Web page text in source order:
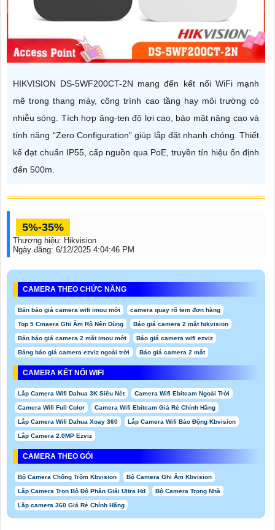
HIKVISION DS-5WF200CT-2N mang đến kết nối WiFi mạnh
mẽ trong thang máy, công trình cao tầng hay môi trường có
nhiễu sóng. Tích hợp ăng-ten độ lợi cao, bảo mật nâng cao và
tính năng “Zero Configuration” giúp lắp đặt nhanh chóng. Thiết
kế đạt chuẩn IP55, cấp nguồn qua PoE, truyền tín hiệu ổn định
đến 500m.
5%-35%
Thương hiệu: Hikvision
Ngày đăng: 6/12/2025 4:04:46 PM
CAMERA THEO CHỨC NĂNG
Bản báo giá camera wifi imou mới camera quay rõ tem đơn hàng
Top 5 Cmaera Ghi Âm Rõ Nên Dùng Báo giá camera 2 mắt hikvision
Bản báo giá camera 2 mắt imou mới Báo giá camera wifi ezviz
Bảng báo giá camera ezviz ngoài trời Báo giá camera 2 mắt
CAMERA KẾT NỐI WIFI
Lắp Camera Wifi Dahua 3K Siêu Nét Camera Wifi Ebitcam Ngoài Trời
Camera Wifi Full Color Camera Wifi Ebitcam Giá Rẻ Chính Hãng
Lắp Camera Wifi Dahua Xoay 360 Lắp Camera Wifi Báo Động Kbvision
Lắp Camera 2.0MP Ezviz
CAMERA THEO GÓI
Bộ Camera Chống Trộm Kbvision Bộ Camera Ghi Âm Kbvision
Lắp Camera Trọn Bộ Độ Phân Giải Ultra Hd Bộ Camera Trong Nhà
Lắp camera 360 Giá Rẻ Chính Hãng